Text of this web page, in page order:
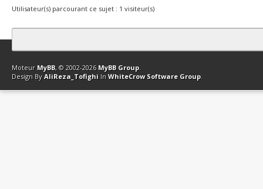
Utilisateur(s) parcourant ce sujet : 1 visiteur(s)
Contact Club Affiliation Retourner en haut Version bas-débit
Moteur MyBB, © 2002-2026 MyBB Group.
Design By AliReza_Tofighi In WhiteCrow Software Group.